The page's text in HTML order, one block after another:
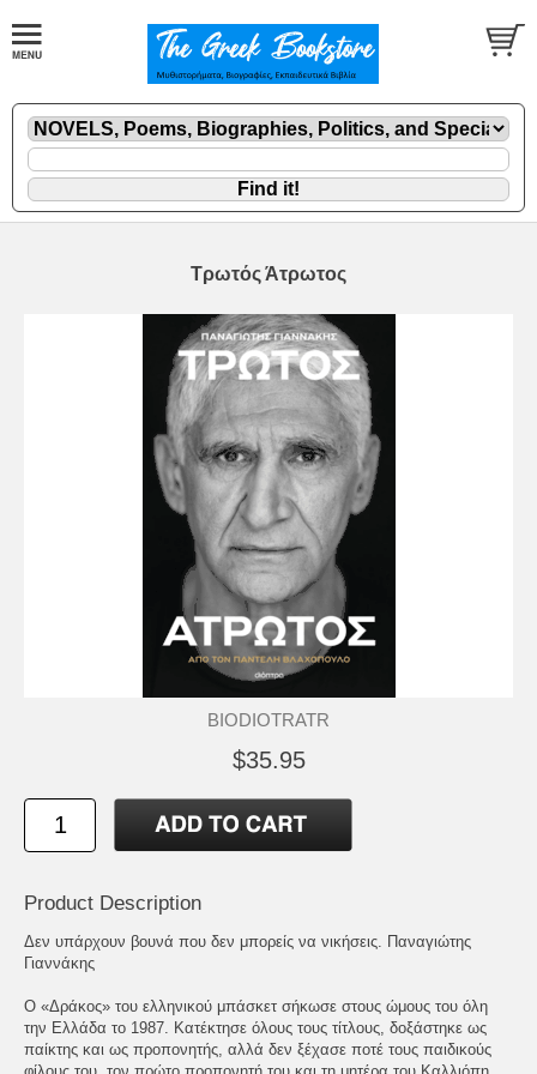
Τρωτός Άτρωτος
BIODIOTRATR
$35.95
Product Description
Δεν υπάρχουν βουνά που δεν μπορείς να νικήσεις. Παναγιώτης
Γιαννάκης
Ο «Δράκος» του ελληνικού μπάσκετ σήκωσε στους ώμους του όλη
την Ελλάδα το 1987. Κατέκτησε όλους τους τίτλους, δοξάστηκε ως
παίκτης και ως προπονητής, αλλά δεν ξέχασε ποτέ τους παιδικούς